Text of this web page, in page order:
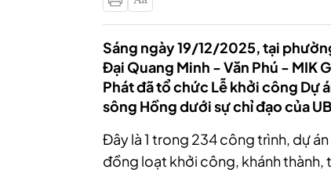
Sáng ngày 19/12/2025, tại
Đại Quang Minh - Văn Phú - MIK
Phát đã tổ chức Lễ khởi công Dự
sông Hồng dưới sự chỉ đạo của
Đây là 1 trong 234 công trình, dự
đồng loạt khởi công, khánh thành,